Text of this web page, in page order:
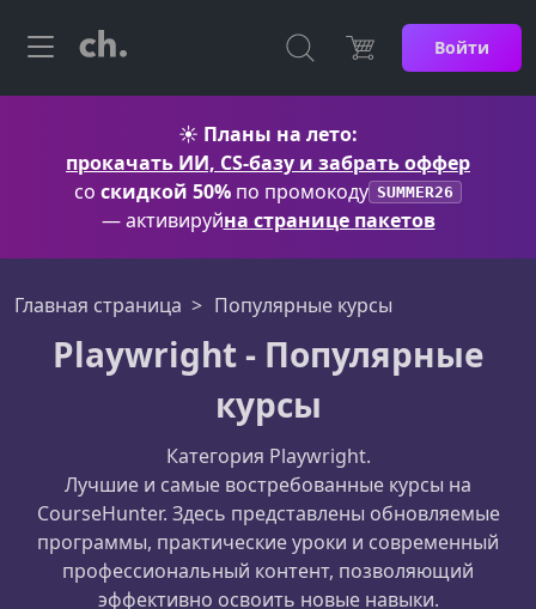
Войти
☀️ Планы на лето:
прокачать ИИ, CS-базу и забрать оффер
со скидкой 50% по промокоду SUMMER26
— активируйна странице пакетов
Главная страница Популярные курсы
Playwright - Популярные
курсы
Категория Playwright.
Лучшие и самые востребованные курсы на
CourseHunter. Здесь представлены обновляемые
программы, практические уроки и современный
профессиональный контент, позволяющий
эффективно освоить новые навыки.